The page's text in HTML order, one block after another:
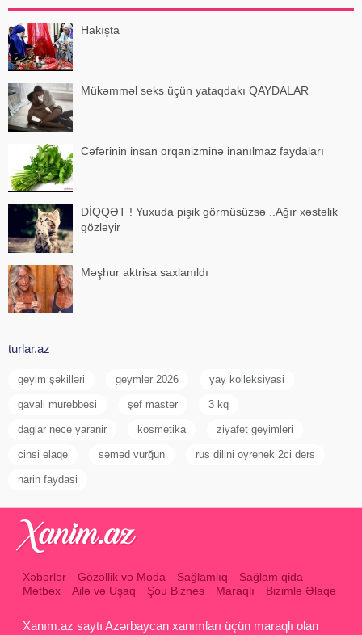
Hakışta
Mükəmməl seks üçün yataqdakı QAYDALAR
Cəfərinin insan orqanizminə inanılmaz faydaları
DİQQƏT ! Yuxuda pişik görmüsüzsə ..Ağır xəstəlik
gözləyir
Məşhur aktrisa saxlanıldı
turlar.az
geyim şəkilləri geymler 2026 yay kolleksiyasi
gavali murebbesi şef master 3 kq
daglar nece yaranir kosmetika ziyafet geyimleri
cinsi elaqe səməd vurğun rus dilini oyrenek 2ci ders
narin faydasi
Xəbərlər Gözəllik və Moda Sağlamlıq
Sağlam qida
Mətbəx
Ailə və Uşaq Şou Biznes Maraqlı Bizimlə Əlaqə
Xanım.az saytı Azərbaycan xanımları üçün maraqlı olan